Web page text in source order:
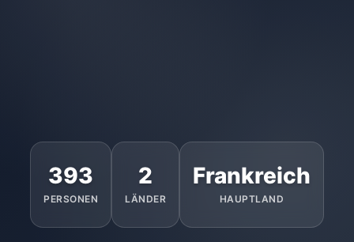
393
PERSONEN
2
LÄNDER
Frankreich
HAUPTLAND